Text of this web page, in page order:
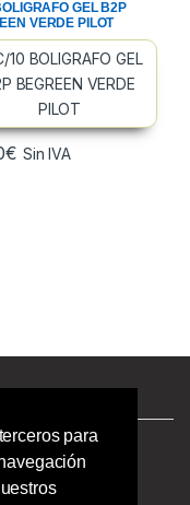
para
GEL B2P
VERDE PILOT
€ Sin IVA